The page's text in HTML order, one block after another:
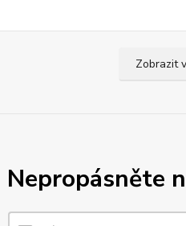
Zobrazit
Nepropásněte